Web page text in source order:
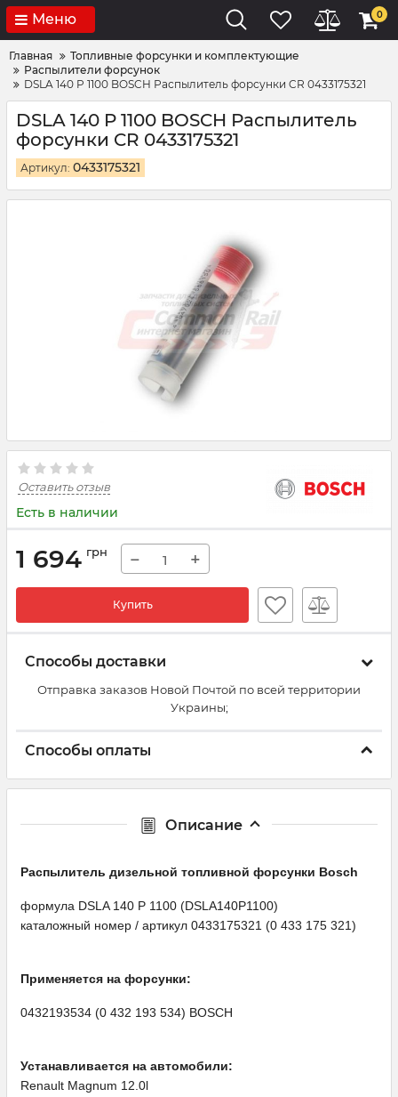
Меню 0
Главная
Топливные форсунки и комплектующие
Распылители форсунок
DSLA 140 P 1100 BOSCH Распылитель форсунки CR 0433175321
DSLA 140 P 1100 BOSCH Распылитель
форсунки CR 0433175321
Артикул: 0433175321
Оставить отзыв
Есть в наличии
1 694 грн − +
Купить
Способы доставки
Отправка заказов Новой Почтой по всей территории
Украины;
Способы оплаты
Описание
Распылитель дизельной топливной форсунки Bosсh
формула DSLA 140 P 1100 (DSLA140P1100)
каталожный номер / артикул 0433175321 (0 433 175 321)
Применяется на форсунки:
0432193534 (0 432 193 534) BOSCH
Устанавливается на автомобили:
Renault Magnum 12.0l